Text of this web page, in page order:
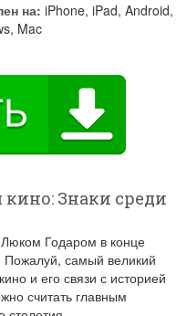
на: iPhone, iPad, Android,
Mac
Знаки среди
Годаром в конце
Пожалуй, самый великий
и его связи с историей
считать главным